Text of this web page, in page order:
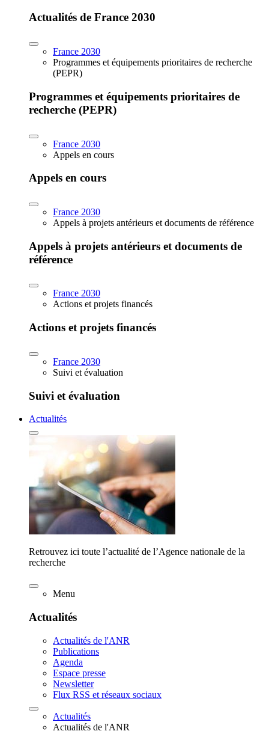
Actualités de France 2030
France 2030
Programmes et équipements prioritaires de recherche
(PEPR)
Programmes et équipements prioritaires de
recherche (PEPR)
France 2030
Appels en cours
Appels en cours
France 2030
Appels à projets antérieurs et documents de référence
Appels à projets antérieurs et documents de
référence
France 2030
Actions et projets financés
Actions et projets financés
France 2030
Suivi et évaluation
Suivi et évaluation
Actualités
Retrouvez ici toute l’actualité de l’Agence nationale de la
recherche
Menu
Actualités
Actualités de l'ANR
Publications
Agenda
Espace presse
Newsletter
Flux RSS et réseaux sociaux
Actualités
Actualités de l'ANR